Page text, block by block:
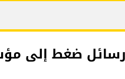
رسائل ضغط إلى